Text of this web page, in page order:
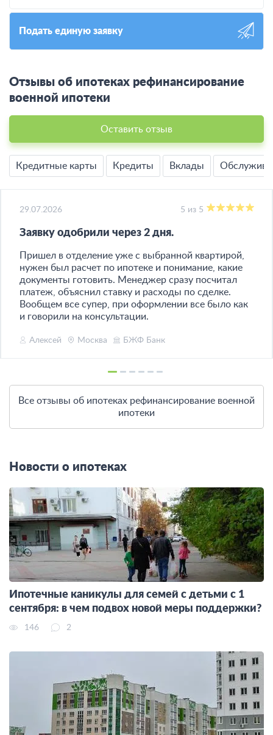
Подать единую заявку
Отзывы об ипотеках рефинансирование
военной ипотеки
Оставить отзыв
Кредитные карты Кредиты Вклады
29.07.2026 5 из 5
Заявку одобрили через 2 дня​.
Пришел в отделение уже с выбранной квартирой,
нужен был расчет по ипотеке и понимание, какие
документы готовить. Менеджер сразу посчитал
платеж, объяснил ставку и расходы по сделке.
Вообщем все супер, при оформлении все было как
и говорили на консультации.
Алексей Москва БЖФ Банк
Все отзывы об ипотеках рефинансирование военной
ипотеки
Новости о ипотеках
Ипотечные каникулы для семей с детьми с 1
сентября: в чем подвох новой меры поддержки?
146 2